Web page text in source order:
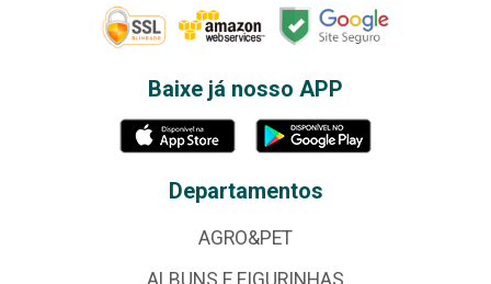
Baixe já nosso APP
Departamentos
AGRO&PET
ALBUNS E FIGURINHAS